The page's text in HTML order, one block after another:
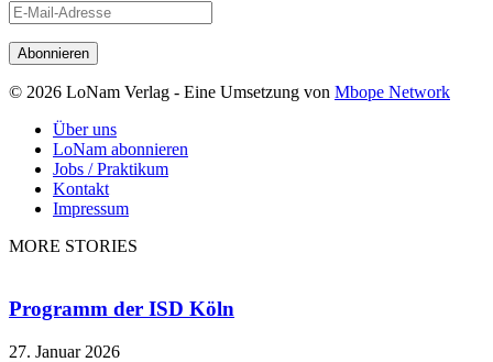
E-
Adresse
© 2026 LoNam Verlag - Eine Umsetzung von Mbope Network
Über uns
LoNam abonnieren
Jobs / Praktikum
Kontakt
Impressum
MORE STORIES
Programm der ISD Köln
27. Januar 2026